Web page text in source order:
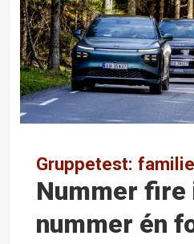
Gruppetest:
Nummer fire
nummer én